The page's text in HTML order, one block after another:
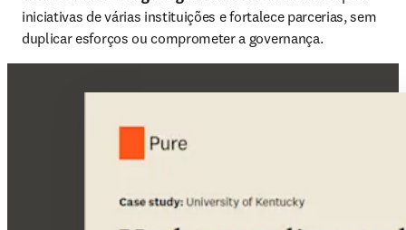
iniciativas de várias instituições e fortalece parcerias, sem
duplicar esforços ou comprometer a governança.